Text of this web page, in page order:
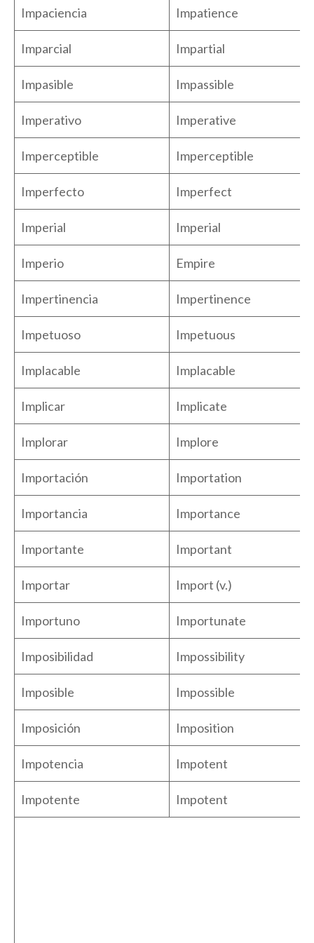
Impaciencia Impatience
Imparcial Impartial
Impasible Impassible
Imperativo Imperative
Imperceptible Imperceptible
Imperfecto Imperfect
Imperial Imperial
Imperio Empire
Impertinencia Impertinence
Impetuoso Impetuous
Implacable Implacable
Implicar Implicate
Implorar Implore
Importación Importation
Importancia Importance
Importante Important
Importar Import (v.)
Importuno Importunate
Imposibilidad Impossibility
Imposible Impossible
Imposición Imposition
Impotencia Impotent
Impotente Impotent